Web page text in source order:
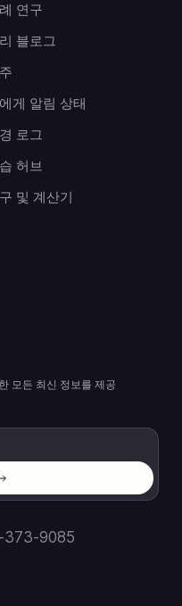
연구
블로그
게 알림 상태
로그
허브
및 계산기
모든 최신 정보를 제공
373-9085